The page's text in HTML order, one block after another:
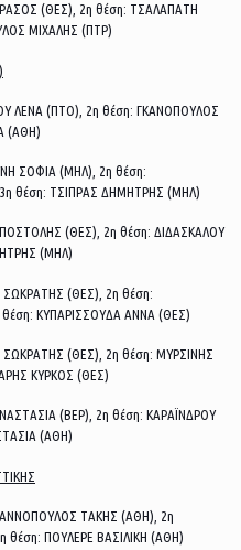
(ΘΕΣ), 2η θέση: ΤΣΑΛΑΠΑΤΗ
ΜΙΧΑΛΗΣ (ΠΤΡ)
ΛΕΝΑ (ΠΤΟ), 2η θέση: ΓΚΑΝΟΠΟΥΛΟΣ
(ΑΘΗ)
ΣΟΦΙΑ (ΜΗΛ), 2η θέση:
θέση: ΤΣΙΠΡΑΣ ΔΗΜΗΤΡΗΣ (ΜΗΛ)
(ΘΕΣ), 2η θέση: ΔΙΔΑΣΚΑΛΟΥ
(ΜΗΛ)
ΣΩΚΡΑΤΗΣ (ΘΕΣ), 2η θέση:
ΚΥΠΑΡΙΣΣΟΥΔΑ ΑΝΝΑ (ΘΕΣ)
ΣΩΚΡΑΤΗΣ (ΘΕΣ), 2η θέση: ΜΥΡΣΙΝΗΣ
ΚΥΡΚΟΣ (ΘΕΣ)
(ΒΕΡ), 2η θέση: ΚΑΡΑΪΝΔΡΟΥ
(ΑΘΗ)
ΤΑΚΗΣ (ΑΘΗ), 2η
θέση: ΠΟΥΛΕΡΕ ΒΑΣΙΛΙΚΗ (ΑΘΗ)